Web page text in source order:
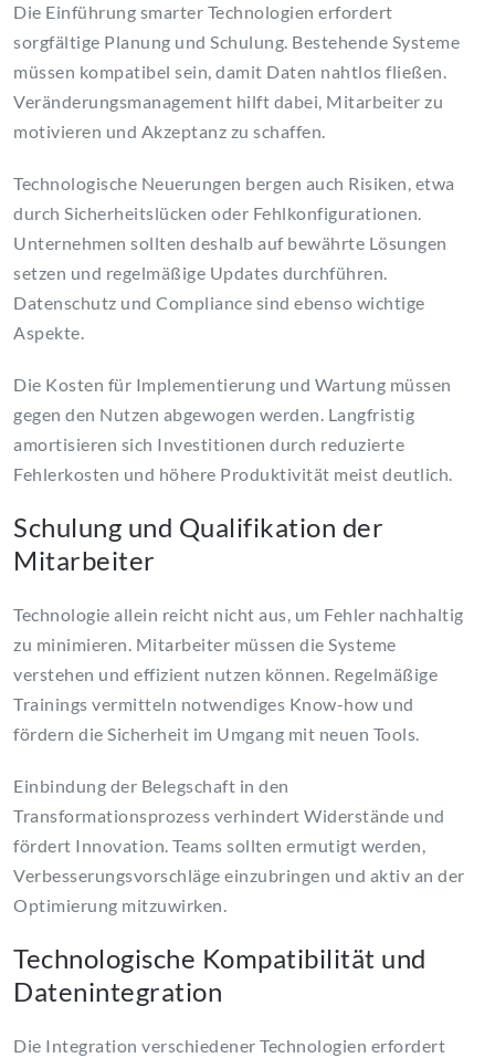
Die Einführung smarter Technologien erfordert
sorgfältige Planung und Schulung. Bestehende Systeme
müssen kompatibel sein, damit Daten nahtlos fließen.
Veränderungsmanagement hilft dabei, Mitarbeiter zu
motivieren und Akzeptanz zu schaffen.
Technologische Neuerungen bergen auch Risiken, etwa
durch Sicherheitslücken oder Fehlkonfigurationen.
Unternehmen sollten deshalb auf bewährte Lösungen
setzen und regelmäßige Updates durchführen.
Datenschutz und Compliance sind ebenso wichtige
Aspekte.
Die Kosten für Implementierung und Wartung müssen
gegen den Nutzen abgewogen werden. Langfristig
amortisieren sich Investitionen durch reduzierte
Fehlerkosten und höhere Produktivität meist deutlich.
Schulung und Qualifikation der
Mitarbeiter
Technologie allein reicht nicht aus, um Fehler nachhaltig
zu minimieren. Mitarbeiter müssen die Systeme
verstehen und effizient nutzen können. Regelmäßige
Trainings vermitteln notwendiges Know-how und
fördern die Sicherheit im Umgang mit neuen Tools.
Einbindung der Belegschaft in den
Transformationsprozess verhindert Widerstände und
fördert Innovation. Teams sollten ermutigt werden,
Verbesserungsvorschläge einzubringen und aktiv an der
Optimierung mitzuwirken.
Technologische Kompatibilität und
Datenintegration
Die Integration verschiedener Technologien erfordert